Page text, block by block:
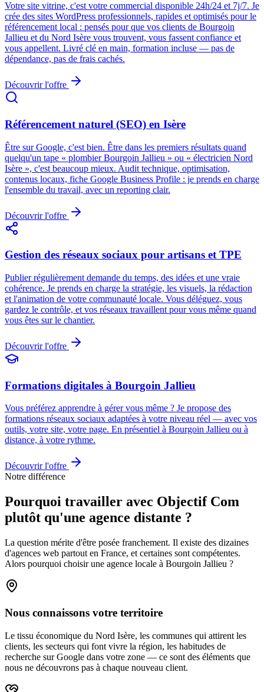
Votre site vitrine, c'est votre commercial disponible 24h/24 et 7j/7. Je
crée des sites WordPress professionnels, rapides et optimisés pour le
référencement local : pensés pour que vos clients de Bourgoin
Jallieu et du Nord Isère vous trouvent, vous fassent confiance et
vous appellent. Livré clé en main, formation incluse — pas de
dépendance, pas de frais cachés.
Découvrir l'offre
Référencement naturel (SEO) en Isère
Être sur Google, c'est bien. Être dans les premiers résultats quand
quelqu'un tape « plombier Bourgoin Jallieu » ou « électricien Nord
Isère », c'est beaucoup mieux. Audit technique, optimisation,
contenus locaux, fiche Google Business Profile : je prends en charge
l'ensemble du travail, avec un reporting clair.
Découvrir l'offre
Gestion des réseaux sociaux pour artisans et TPE
Publier régulièrement demande du temps, des idées et une vraie
cohérence. Je prends en charge la stratégie, les visuels, la rédaction
et l'animation de votre communauté locale. Vous déléguez, vous
gardez le contrôle, et vos réseaux travaillent pour vous même quand
vous êtes sur le chantier.
Découvrir l'offre
Formations digitales à Bourgoin Jallieu
Vous préférez apprendre à gérer vous même ? Je propose des
formations réseaux sociaux adaptées à votre niveau réel — avec vos
outils, votre site, votre page. En présentiel à Bourgoin Jallieu ou à
distance, à votre rythme.
Découvrir l'offre
Notre différence
Pourquoi travailler avec Objectif Com
plutôt qu'une agence distante ?
La question mérite d'être posée franchement. Il existe des dizaines
d'agences web partout en France, et certaines sont compétentes.
Alors pourquoi choisir une agence locale à Bourgoin Jallieu ?
Nous connaissons votre territoire
Le tissu économique du Nord Isère, les communes qui attirent les
clients, les secteurs qui font vivre la région, les habitudes de
recherche sur Google dans votre zone — ce sont des éléments que
nous ne découvrons pas à chaque nouveau client.